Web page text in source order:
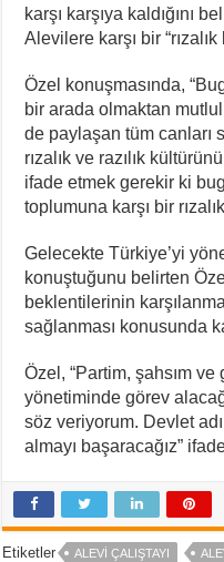
karşı karşıya kaldığını
Alevilere karşı bir
Özel konuşmasında,
bir arada olmaktan
de paylaşan tüm canları
rızalık ve razılık
ifade etmek gerekir ki
toplumuna karşı bir
Gelecekte Türkiye’yi
konuştuğunu belirten
beklentilerinin
sağlanması konusunda
Özel, “Partim, şahsım
yönetiminde görev
söz veriyorum. Devlet
almayı başaracağız”
Etiketler ALEVI ÇALIŞTAYI